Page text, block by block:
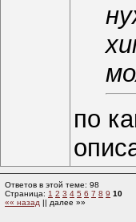
по
Ответов в этой теме: 98
Страница: 1 2 3 4 5 6 7 8 9 10
«« назад || далее »»